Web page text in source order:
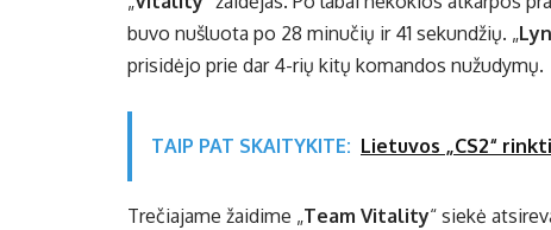
buvo nušluota po 28 minučių ir 41 sekundžių. „
prisidėjo prie dar 4-rių kitų komandos nužudymų.
TAIP PAT SKAITYKITE: Lietuvos „CS2“
Trečiajame žaidime „Team Vitality“ siekė